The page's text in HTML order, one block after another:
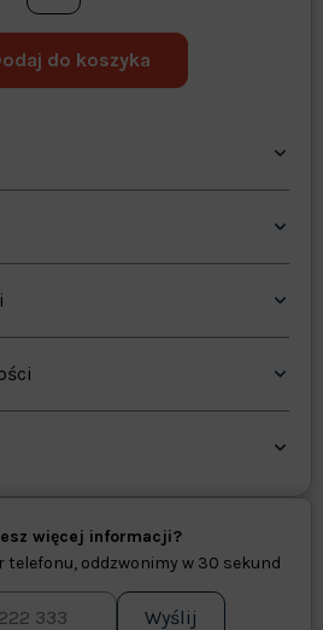
do koszyka
więcej informacji?
telefonu, oddzwonimy w 30 sekund
Wyślij